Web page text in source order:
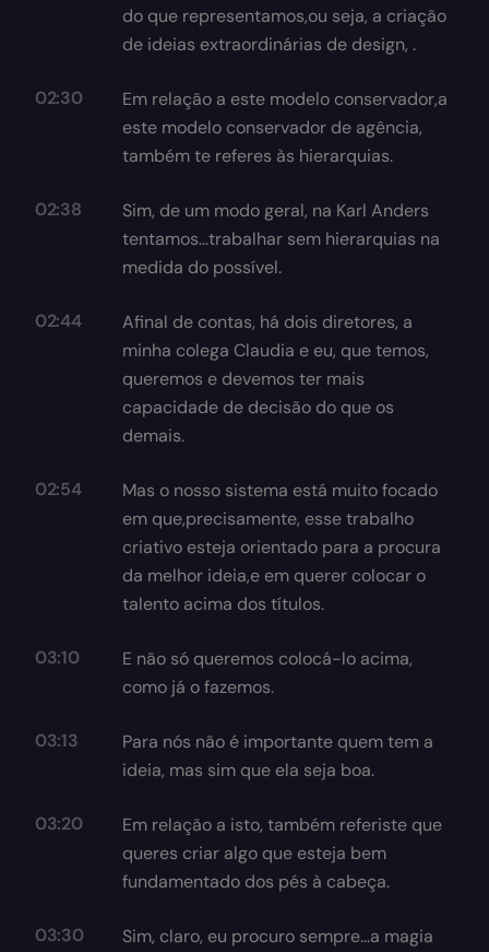
do que representamos,ou seja, a criação
de ideias extraordinárias de design, .
02:30
Em relação a este modelo conservador,a
este modelo conservador de agência,
também te referes às hierarquias.
02:38
Sim, de um modo geral, na Karl Anders
tentamos...trabalhar sem hierarquias na
medida do possível.
02:44
Afinal de contas, há dois diretores, a
minha colega Claudia e eu, que temos,
queremos e devemos ter mais
capacidade de decisão do que os
demais.
02:54
Mas o nosso sistema está muito focado
em que,precisamente, esse trabalho
criativo esteja orientado para a procura
da melhor ideia,e em querer colocar o
talento acima dos títulos.
03:10
E não só queremos colocá-lo acima,
como já o fazemos.
03:13
Para nós não é importante quem tem a
ideia, mas sim que ela seja boa.
03:20
Em relação a isto, também referiste que
queres criar algo que esteja bem
fundamentado dos pés à cabeça.
03:30
Sim, claro, eu procuro sempre...a magia